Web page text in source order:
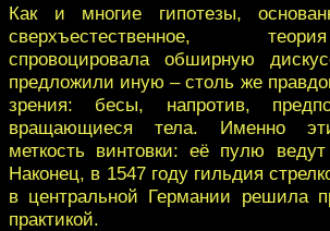
Как и многие гипотезы,
сверхъестественное,
спровоцировала обширную
предложили иную – столь же
зрения: бесы, напротив,
вращающиеся тела. Именно
меткость винтовки: её пулю
Наконец, в 1547 году гильдия
в центральной Германии решила
практикой.